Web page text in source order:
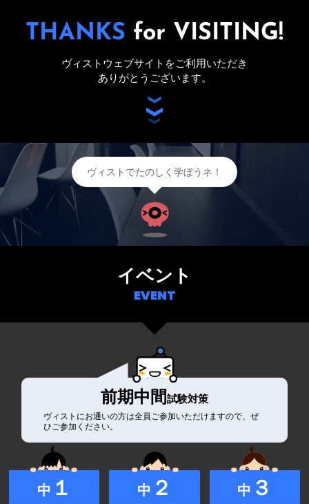
お選び頂けます。
高校生
業・単科講座からお選び頂けます。
7,600円/月～ （税込 8,360円/月～）
割引
DISCOUNT
授業料のみの料金（諸経費無料）
ヴィストでは入塾金・維持費・教材費・テスト費
兄弟割引（授業料25%引き）
ご兄弟が同時にご在籍の際は、ご兄弟ともに授業
料が25％の割引きになります。
転塾の際、他塾でのお支払い済の月が１カ月分無
テスト 書籍
特徴
FEATURES
ヴィストと他塾様との１年
当塾の理念を中心に、ヴィ
色をご説明いたします。
合格実績
当塾の進路指導の方針と、
合格実績や進学割合、進路
ヴィストの
風景
当塾の教室や教材などを写
真を中心に掲載していま
名著の
サウンドノベル
芥川龍之介や宮沢賢治などの歴史に残る名
著が、音と映像のついたサウンドノベルと
してプレイできます。
スマホで
百人一首
上の句・下の句・訳をそれ
ぞれ単語カード形式で収録
し、決まり字も学べます。
スマホで
英単語
きます。
ヴィストで過去に製作され
た教材が自由にダウンロー
験の様子を手順なども交え
ながら掲載しています。
テスト対策
TEST PREPARATION
お問合せ
LINE
からお問合せ
ヴィストの公式LINEからも
お問合せできます。
ウェブ
からお問合せ
ご質問などお気軽にお問合
せください。
ヴィストONLINEの登録・変更
変更が行えます。
受講いただいている教科の教材の閲覧と印刷ができます。
英語
理科 社会
THANKS for VISITING!
ヴィストウェブサイトをご利用いただき
ありがとうございます。
ヴィストでたのしく学ぼうネ！
イベント
EVENT
前期中間試験対策
ヴィストにお通いの方は全員ご参加いただけますので、ぜ
ひご参加ください。
中 １ 中 ２ 中 ３